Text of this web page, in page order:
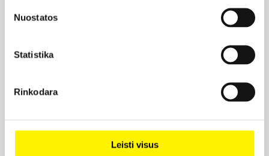
Nuostatos
Statistika
Rinkodara
Leisti visus
Robertas Verba
Juozas Kazlauskas
Prodiuserinė įmonė: